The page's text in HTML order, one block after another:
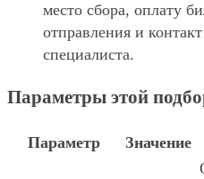
место сбора, оплату
отправления и
специалиста.
Параметры этой
Параметр Значение